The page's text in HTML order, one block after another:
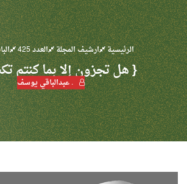
الرئيسية ارشيف المجلة العدد 425
{ هل تجزون إلا بما كنتم
. عبدالباقي يوسف